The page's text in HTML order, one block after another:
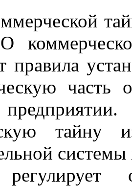
О
правила
часть
тайну